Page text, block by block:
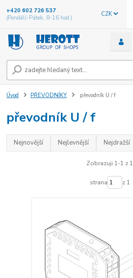
CZK
+420 602 726 537
(Pondělí-Pátek, 8-16 hod.)
Úvod PŘEVODNÍKY převodník U / f
převodník U / f
Nejnovější Nejlevnější Nejdražší
Zobrazuji 1-1 z 1
strana z 1